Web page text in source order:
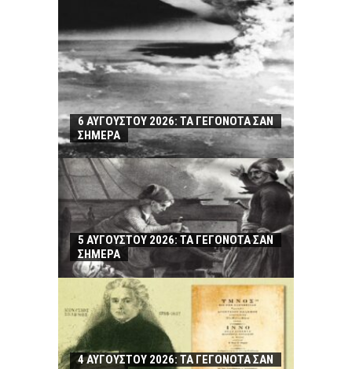
6 ΑΥΓΟΥΣΤΟΥ 2026: ΤΑ ΓΕΓΟΝΟΤΑ ΣΑΝ
ΣΗΜΕΡΑ
5 ΑΥΓΟΥΣΤΟΥ 2026: ΤΑ ΓΕΓΟΝΟΤΑ ΣΑΝ
ΣΗΜΕΡΑ
4 ΑΥΓΟΥΣΤΟΥ 2026: ΤΑ ΓΕΓΟΝΟΤΑ ΣΑΝ